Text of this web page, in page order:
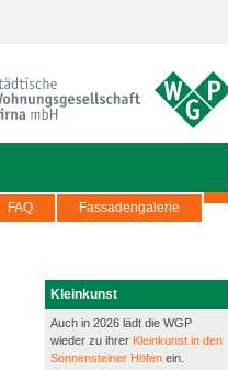
FAQ Fassadengalerie
Kleinkunst
Auch in 2026 lädt die WGP
wieder zu ihrer Kleinkunst in den
Sonnensteiner Höfen ein.